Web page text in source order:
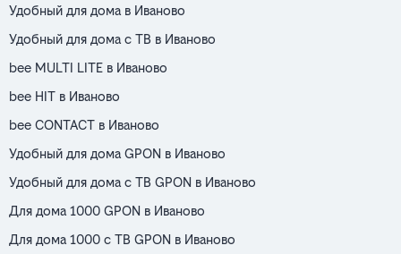
Удобный для дома в Иваново
Удобный для дома с ТВ в Иваново
bee MULTI LITE в Иваново
bee HIT в Иваново
bee CONTACT в Иваново
Удобный для дома GPON в Иваново
Удобный для дома с ТВ GPON в Иваново
Для дома 1000 GPON в Иваново
Для дома 1000 с ТВ GPON в Иваново